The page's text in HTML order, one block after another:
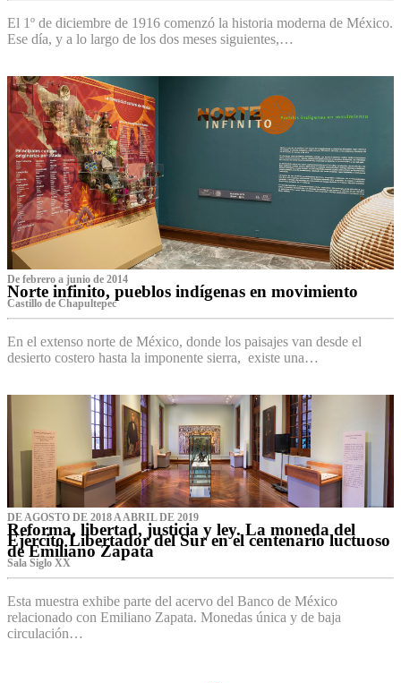
El 1º de diciembre de 1916 comenzó la historia moderna de México.
Ese día, y a lo largo de los dos meses siguientes,…
De febrero a junio de 2014
Norte infinito, pueblos indígenas en movimiento
Castillo de Chapultepec
En el extenso norte de México, donde los paisajes van desde el
desierto costero hasta la imponente sierra, existe una…
DE AGOSTO DE 2018 A ABRIL DE 2019
Reforma, libertad, justicia y ley. La moneda del
Ejército Libertador del Sur en el centenario luctuoso
de Emiliano Zapata
Sala Siglo XX
Esta muestra exhibe parte del acervo del Banco de México
relacionado con Emiliano Zapata. Monedas única y de baja
circulación…